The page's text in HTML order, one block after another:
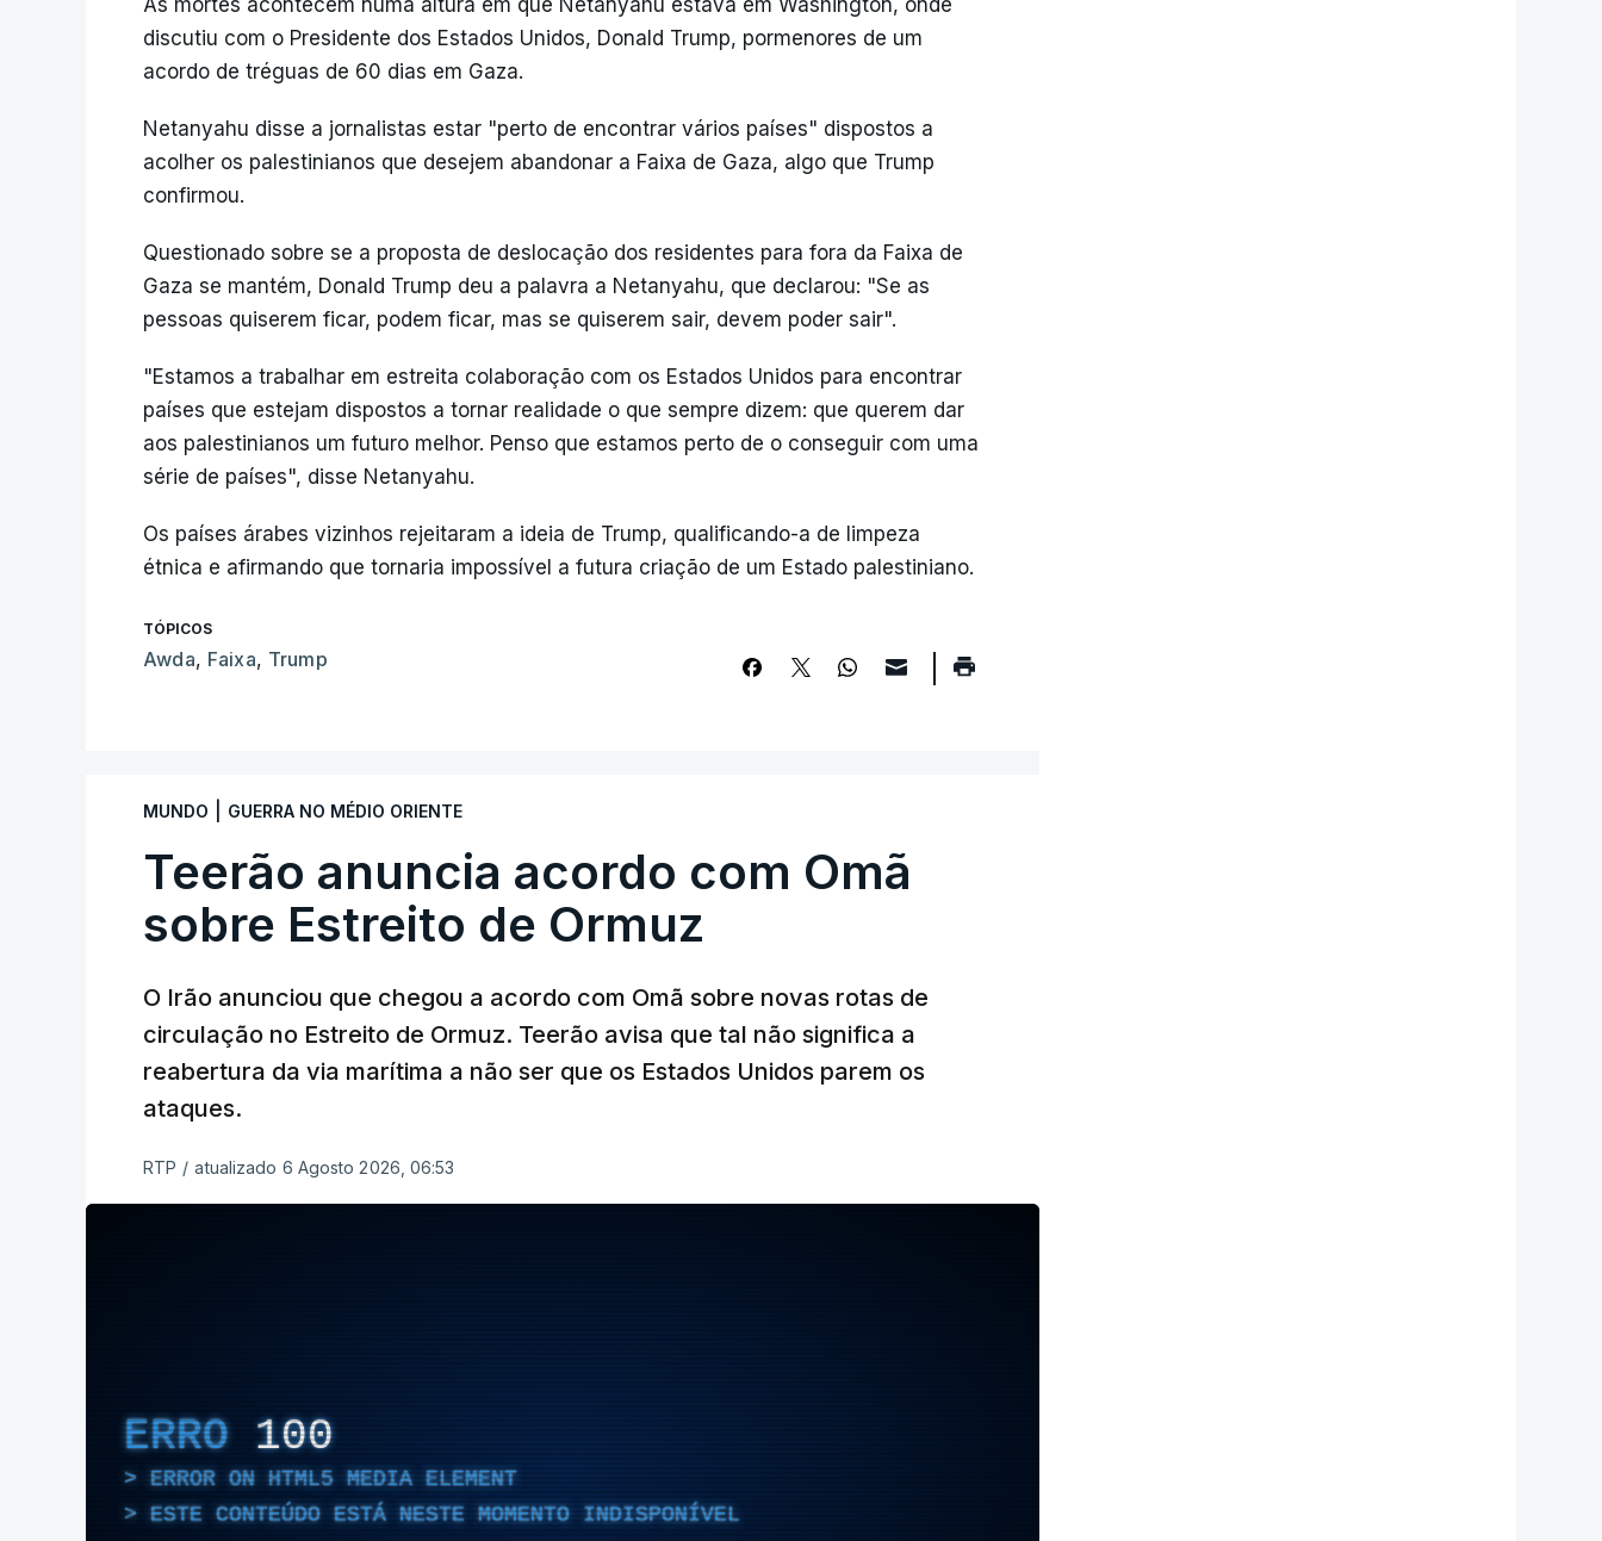
As mortes acontecem numa altura em que Netanyahu estava em Washington, onde
discutiu com o Presidente dos Estados Unidos, Donald Trump, pormenores de um
acordo de tréguas de 60 dias em Gaza.
Netanyahu disse a jornalistas estar "perto de encontrar vários países" dispostos a
acolher os palestinianos que desejem abandonar a Faixa de Gaza, algo que Trump
confirmou.
Questionado sobre se a proposta de deslocação dos residentes para fora da Faixa de
Gaza se mantém, Donald Trump deu a palavra a Netanyahu, que declarou: "Se as
pessoas quiserem ficar, podem ficar, mas se quiserem sair, devem poder sair".
"Estamos a trabalhar em estreita colaboração com os Estados Unidos para encontrar
países que estejam dispostos a tornar realidade o que sempre dizem: que querem dar
aos palestinianos um futuro melhor. Penso que estamos perto de o conseguir com uma
série de países", disse Netanyahu.
Os países árabes vizinhos rejeitaram a ideia de Trump, qualificando-a de limpeza
étnica e afirmando que tornaria impossível a futura criação de um Estado palestiniano.
TÓPICOS
Awda, Faixa, Trump
MUNDO GUERRA NO MÉDIO ORIENTE
Teerão anuncia acordo com Omã
sobre Estreito de Ormuz
O Irão anunciou que chegou a acordo com Omã sobre novas rotas de
circulação no Estreito de Ormuz. Teerão avisa que tal não significa a
reabertura da via marítima a não ser que os Estados Unidos parem os
ataques.
RTP / atualizado 6 Agosto 2026, 06:53
ERRO 100
ERROR ON HTML5 MEDIA ELEMENT
ESTE CONTEÚDO ESTÁ NESTE MOMENTO INDISPONÍVEL